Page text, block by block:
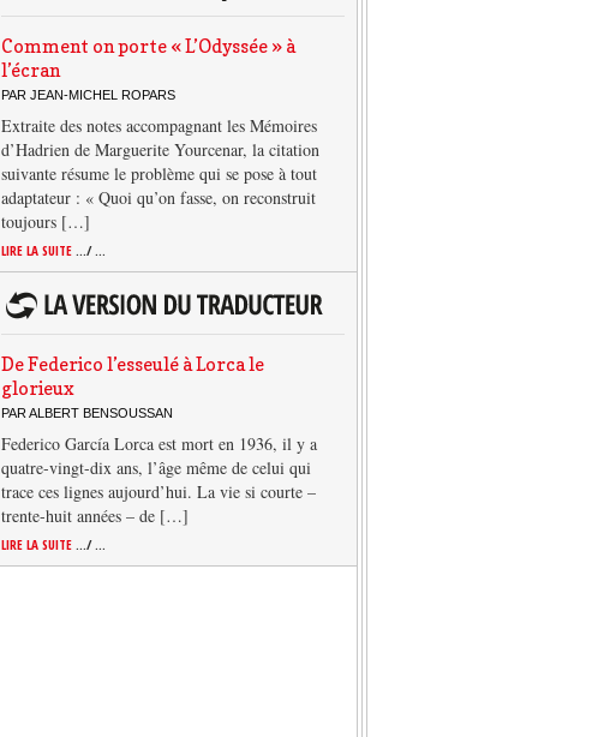
Comment on porte « L’Odyssée » à
l’écran
PAR JEAN-MICHEL ROPARS
Extraite des notes accompagnant les Mémoires
d’Hadrien de Marguerite Yourcenar, la citation
suivante résume le problème qui se pose à tout
adaptateur : « Quoi qu’on fasse, on reconstruit
toujours […]
LIRE LA SUITE .../ ...
De Federico l’esseulé à Lorca le
glorieux
PAR ALBERT BENSOUSSAN
Federico García Lorca est mort en 1936, il y a
quatre-vingt-dix ans, l’âge même de celui qui
trace ces lignes aujourd’hui. La vie si courte –
trente-huit années – de […]
LIRE LA SUITE .../ ...